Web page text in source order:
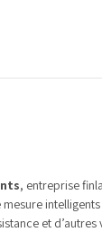
, entreprise
et